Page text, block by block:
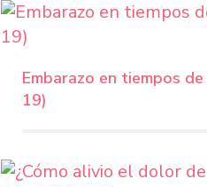
Embarazo en tiempos
19)